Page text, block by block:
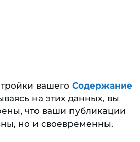
вашего Содержание
на этих данных, вы
что ваши публикации
но и своевременны.